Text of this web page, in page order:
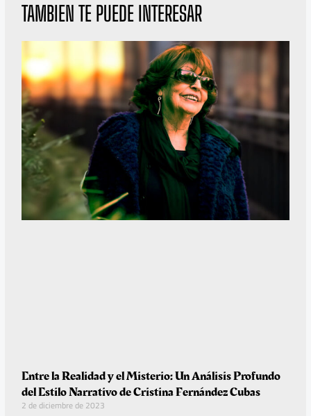
TAMBIEN TE PUEDE INTERESAR
Entre la Realidad y el Misterio: Un Análisis Profundo
del Estilo Narrativo de Cristina Fernández Cubas
2 de diciembre de 2023